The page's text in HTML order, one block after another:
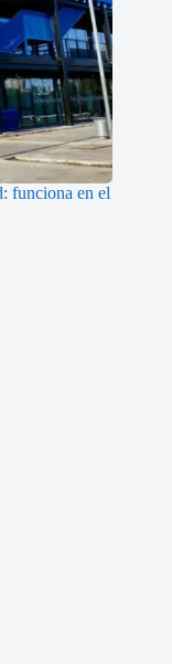
funciona en el